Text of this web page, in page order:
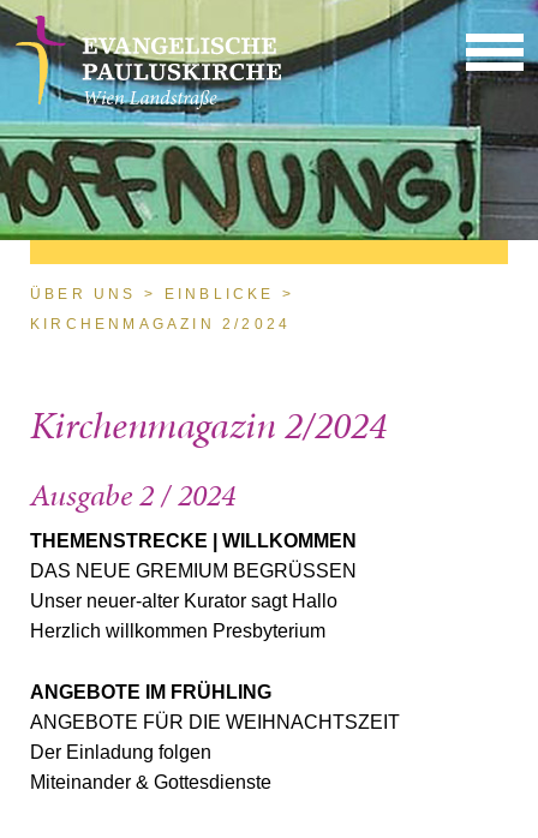
Direkt zum Inhalt
Sie sind hier
ÜBER UNS
EINBLICKE
KIRCHENMAGAZIN 2/2024
Kirchenmagazin 2/2024
Ausgabe 2 / 2024
THEMENSTRECKE | WILLKOMMEN
DAS NEUE GREMIUM BEGRÜSSEN
Unser neuer-alter Kurator sagt Hallo
Herzlich willkommen Presbyterium
ANGEBOTE IM FRÜHLING
ANGEBOTE FÜR DIE WEIHNACHTSZEIT
Der Einladung folgen
Miteinander & Gottesdienste